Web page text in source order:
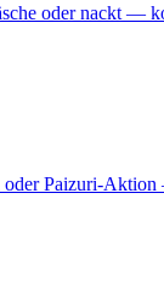
oder nackt —
Paizuri-